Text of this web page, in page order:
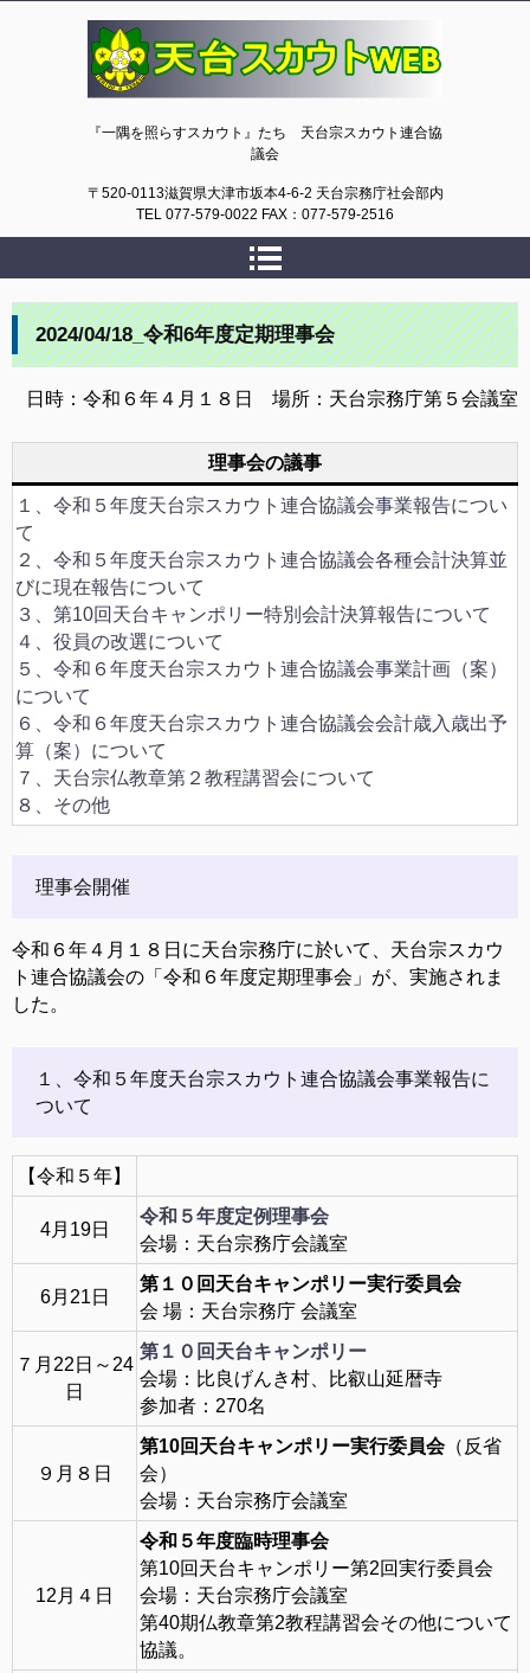
『一隅を照らすスカウト』たち 天台宗スカウト連合協
議会
〒520-0113滋賀県大津市坂本4-6-2 天台宗務庁社会部内
TEL 077-579-0022 FAX：077-579-2516
2024/04/18_令和6年度定期理事会
日時：令和６年４月１８日 場所：天台宗務庁第５会議室
理事会の議事
１、令和５年度天台宗スカウト連合協議会事業報告につい
て
２、令和５年度天台宗スカウト連合協議会各種会計決算並
びに現在報告について
３、第10回天台キャンポリー特別会計決算報告について
４、役員の改選について
５、令和６年度天台宗スカウト連合協議会事業計画（案）
について
６、令和６年度天台宗スカウト連合協議会会計歳入歳出予
算（案）について
７、天台宗仏教章第２教程講習会について
８、その他
理事会開催
令和６年４月１８日に天台宗務庁に於いて、天台宗スカウ
ト連合協議会の「令和６年度定期理事会」が、実施されま
した。
１、令和５年度天台宗スカウト連合協議会事業報告に
ついて
【令和５年】
4月19日
令和５年度定例理事会
会場：天台宗務庁会議室
6月21日
第１０回天台キャンポリー実行委員会
会 場：天台宗務庁 会議室
７月22日～24
日
第１０回天台キャンポリー
会場：比良げんき村、比叡山延暦寺
参加者：270名
９月８日
第10回天台キャンポリー実行委員会 （反省
会）
会場：天台宗務庁会議室
12月４日
令和５年度臨時理事会
第10回天台キャンポリー第2回実行委員会
会場：天台宗務庁会議室
第40期仏教章第2教程講習会その他について
協議。